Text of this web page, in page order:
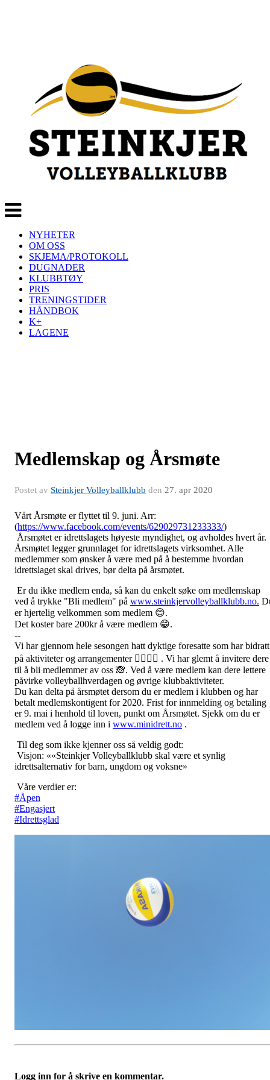
Veksle
navigasjon
NYHETER
OM OSS
SKJEMA/PROTOKOLL
DUGNADER
KLUBBTØY
PRIS
TRENINGSTIDER
HÅNDBOK
K+
LAGENE
Medlemskap og Årsmøte
Postet av Steinkjer Volleyballklubb den 27. apr 2020
Vårt Årsmøte er flyttet til 9. juni. Arr:
(https://www.facebook.com/events/629029731233333/)
Årsmøtet er idrettslagets høyeste myndighet, og avholdes hvert år.
Årsmøtet legger grunnlaget for idrettslagets virksomhet. Alle
medlemmer som ønsker å være med på å bestemme hvordan
idrettslaget skal drives, bør delta på årsmøtet.
Er du ikke medlem enda, så kan du enkelt søke om medlemskap
ved å trykke "Bli medlem" på www.steinkjervolleyballklubb.no.
er hjertelig velkommen som medlem 😊.
Det koster bare 200kr å være medlem 😁.
--
Vi har gjennom hele sesongen hatt dyktige foresatte som har bidratt
på aktiviteter og arrangementer 🦸‍♀️🦸‍♂️ . Vi har glemt å invitere dere
til å bli medlemmer av oss 🙈. Ved å være medlem kan dere lettere
påvirke volleyballhverdagen og øvrige klubbaktiviteter.
Du kan delta på årsmøtet dersom du er medlem i klubben og har
betalt medlemskontigent for 2020. Frist for innmelding og betaling
er 9. mai i henhold til loven, punkt om Årsmøtet. Sjekk om du er
medlem ved å logge inn i www.minidrett.no .
Til deg som ikke kjenner oss så veldig godt:
Visjon: ««Steinkjer Volleyballklubb skal være et synlig
idrettsalternativ for barn, ungdom og voksne»
Våre verdier er:
#Åpen
#Engasjert
#Idrettsglad
Logg inn for å skrive en kommentar.